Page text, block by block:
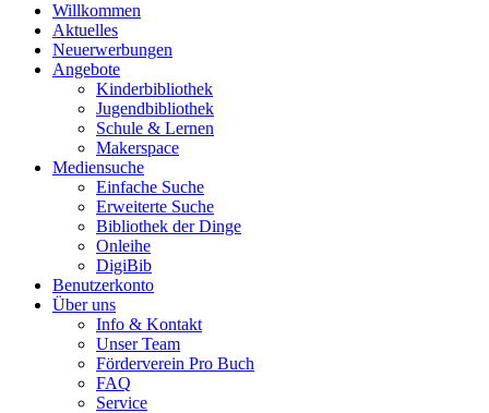
Willkommen
Aktuelles
Neuerwerbungen
Angebote
Kinderbibliothek
Jugendbibliothek
Schule & Lernen
Makerspace
Mediensuche
Einfache Suche
Erweiterte Suche
Bibliothek der Dinge
Onleihe
DigiBib
Benutzerkonto
Über uns
Info & Kontakt
Unser Team
Förderverein Pro Buch
FAQ
Service